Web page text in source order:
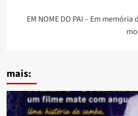
EM NOME DO PAI – Em memória
mais: